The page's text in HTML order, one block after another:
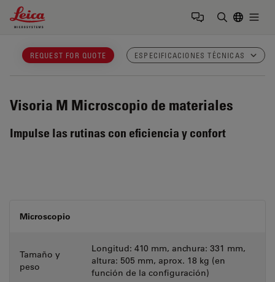
Leica Microsystems Logo
REQUEST FOR QUOTE ESPECIFICACIONES TÉCNICAS
Visoria M Microscopio de materiales
Impulse las rutinas con eficiencia y confort
Microscopio
Tamaño y
peso
Longitud: 410 mm, anchura: 331 mm,
altura: 505 mm, aprox. 18 kg (en
función de la configuración)